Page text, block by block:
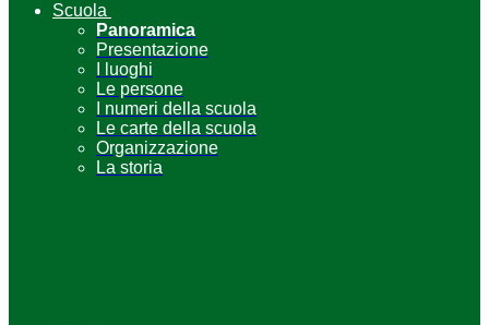
Scuola
Panoramica
Presentazione
I luoghi
Le persone
I numeri della scuola
Le carte della scuola
Organizzazione
La storia